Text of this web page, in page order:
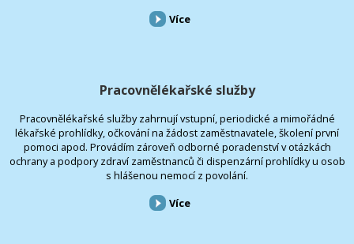
Více
Pracovnělékařské služby
Pracovnělékařské služby zahrnují vstupní, periodické a mimořádné
lékařské prohlídky, očkování na žádost zaměstnavatele, školení první
pomoci apod. Provádím zároveň odborné poradenství v otázkách
ochrany a podpory zdraví zaměstnanců či dispenzární prohlídky u osob
s hlášenou nemocí z povolání.
Více